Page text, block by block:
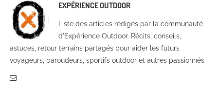
EXPÉRIENCE OUTDOOR
Liste des articles rédigés par la communauté
d'Expérience Outdoor. Récits, conseils,
astuces, retour terrains partagés pour aider les futurs
voyageurs, baroudeurs, sportifs outdoor et autres passionnés